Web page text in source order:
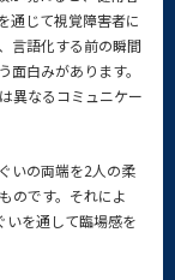
通じて視覚障害者に
言語化する前の瞬間
白みがあります。
異なるコミュニケー
いの両端を2人の柔
のです。それによ
いを通して臨場感を